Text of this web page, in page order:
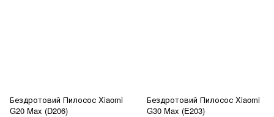
Бездротовий Пилосос Xiaomi
G20 Max (D206)
Бездротовий Пилосос Xiaomi
G30 Max (E203)